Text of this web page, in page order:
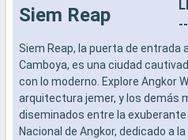
Siem Reap
Siem Reap, la puerta de entrada
Camboya, es una ciudad
con lo moderno. Explore Angkor
arquitectura jemer, y los demás
diseminados entre la
Nacional de Angkor, dedicado a